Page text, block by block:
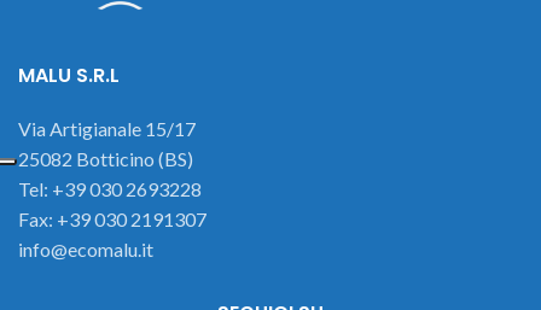
MALU S.R.L
Via Artigianale 15/17
25082 Botticino (BS)
Tel: +39 030 2693228
Fax: +39 030 2191307
info@ecomalu.it